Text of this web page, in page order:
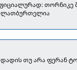
თორნიკე
თუ არა ფერან